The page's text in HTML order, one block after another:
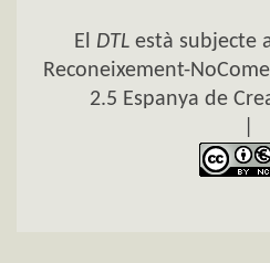
El DTLestà subjecte
Reconeixement-
2.5 Espanya de